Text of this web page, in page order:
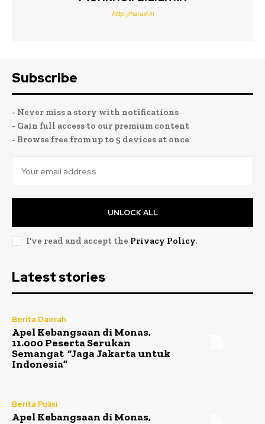
http://narasi.in
Subscribe
- Never miss a story with notifications
- Gain full access to our premium content
- Browse free from up to 5 devices at once
UNLOCK ALL
I've read and accept the Privacy Policy.
Latest stories
Berita Daerah
Apel Kebangsaan di Monas,
11.000 Peserta Serukan
Semangat “Jaga Jakarta untuk
Indonesia”
Berita Polisi
Apel Kebangsaan di Monas,